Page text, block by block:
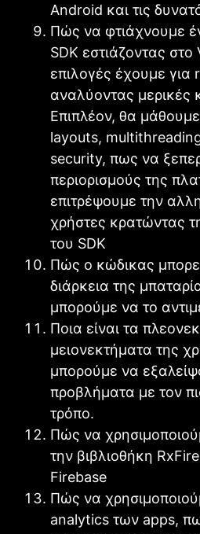
Android και τις
Πώς να φτιάχνουμε
SDK εστιάζοντας στο
επιλογές έχουμε
αναλύοντας μερικές
Επιπλέον, θα
layouts,
security, πως να
περιορισμούς της
επιτρέψουμε την
χρήστες κρατώντας
του SDK
Πώς ο κώδικας
διάρκεια της
μπορούμε να το
Ποια είναι τα
μειονεκτήματα της
μπορούμε να
προβλήματα με τον
τρόπο.
Πώς να
την βιβλιοθήκη
Firebase
Πώς να
analytics των apps,